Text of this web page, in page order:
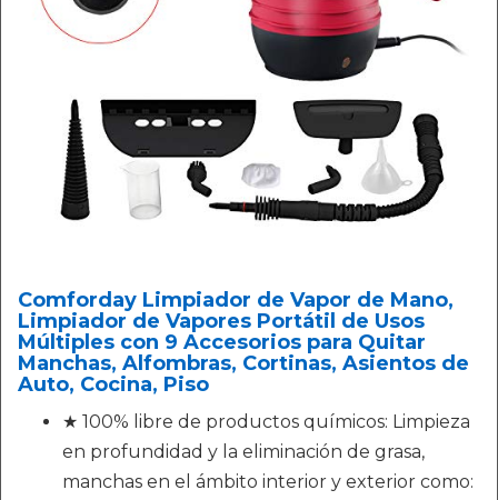
Comforday Limpiador de Vapor de Mano,
Limpiador de Vapores Portátil de Usos
Múltiples con 9 Accesorios para Quitar
Manchas, Alfombras, Cortinas, Asientos de
Auto, Cocina, Piso
★ 100% libre de productos químicos: Limpieza
en profundidad y la eliminación de grasa,
manchas en el ámbito interior y exterior como: